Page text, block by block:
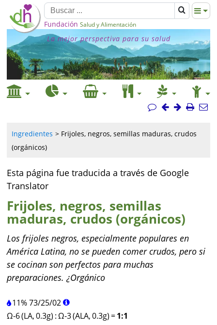
Fundación Salud y Alimentación
La mejor perspectiva para su salud
Ingredientes
Frijoles, negros, semillas maduras, crudos
(orgánicos)
Esta página fue traducida a través de Google
Translator
Frijoles, negros, semillas
maduras, crudos (orgánicos)
Los frijoles negros, especialmente populares en
América Latina, no se pueden comer crudos, pero si
se cocinan son perfectos para muchas
preparaciones. ¿Orgánico
11%73/25/02
Ω-6 (LA, 0.3g) :Ω-3 (ALA, 0.3g) =1:1